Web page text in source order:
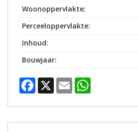
Woonoppervlakte:
Perceeloppervlakte:
Inhoud:
Bouwjaar:
Facebook
X Email